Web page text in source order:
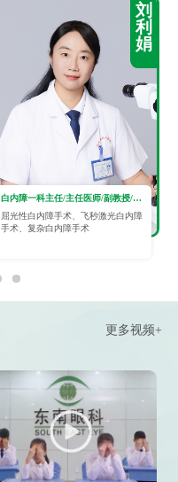
刘
利
娟
白内障一科主任/主任医师/副教授/眼科学硕士
屈光性白内障手术、飞秒激光白内障
手术、复杂白内障手术
更多视频+